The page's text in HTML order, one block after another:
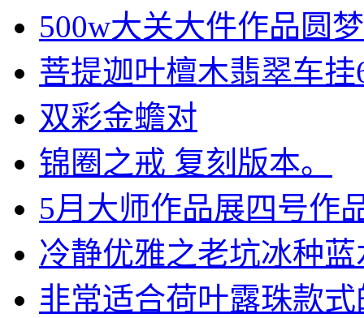
500w大关大件作品圆
菩提迦叶檀木翡翠车挂
双彩金蟾对
锦圈之戒 复刻版本。
5月大师作品展四号作
冷静优雅之老坑冰种蓝
非常适合荷叶露珠款式